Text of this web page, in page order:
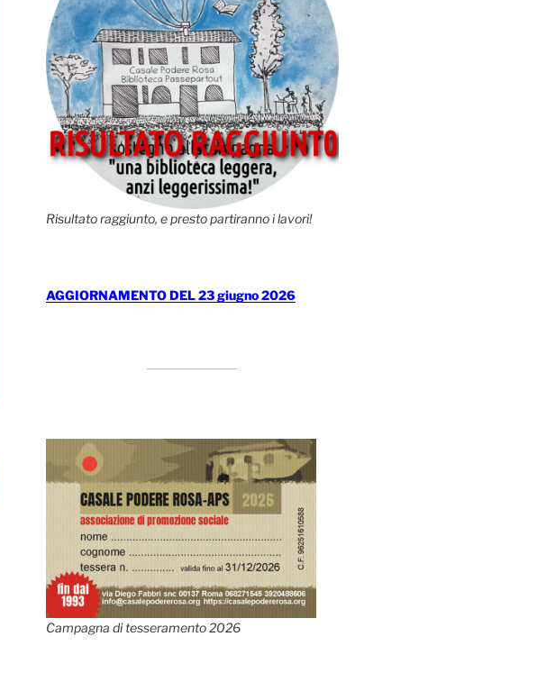
Risultato raggiunto, e presto partiranno i lavori!
AGGIORNAMENTO DEL 23 giugno 2026
Campagna di tesseramento 2026